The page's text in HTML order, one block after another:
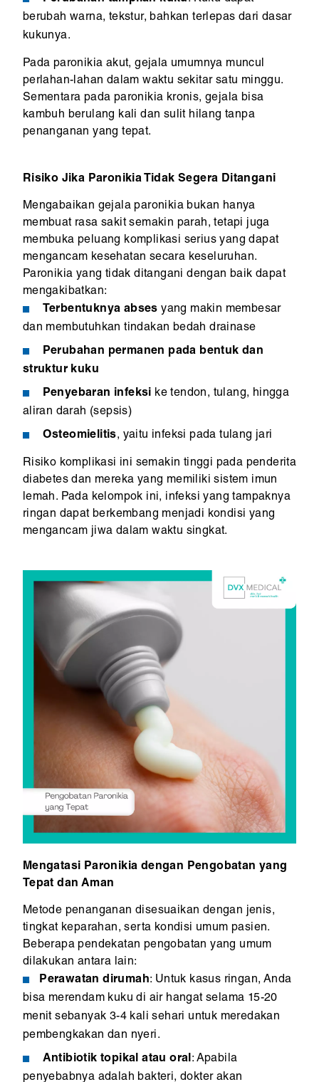
berubah warna, tekstur, bahkan terlepas dari dasar
kukunya.
Pada paronikia akut, gejala umumnya muncul
perlahan-lahan dalam waktu sekitar satu minggu.
Sementara pada paronikia kronis, gejala bisa
kambuh berulang kali dan sulit hilang tanpa
penanganan yang tepat.
Risiko Jika Paronikia Tidak Segera Ditangani
Mengabaikan gejala paronikia bukan hanya
membuat rasa sakit semakin parah, tetapi juga
membuka peluang komplikasi serius yang dapat
mengancam kesehatan secara keseluruhan.
Paronikia yang tidak ditangani dengan baik dapat
mengakibatkan:
Terbentuknya abses yang makin membesar
dan membutuhkan tindakan bedah drainase
Perubahan permanen pada bentuk dan
struktur kuku
Penyebaran infeksi ke tendon, tulang, hingga
aliran darah (sepsis)
Osteomielitis, yaitu infeksi pada tulang jari
Risiko komplikasi ini semakin tinggi pada penderita
diabetes dan mereka yang memiliki sistem imun
lemah. Pada kelompok ini, infeksi yang tampaknya
ringan dapat berkembang menjadi kondisi yang
mengancam jiwa dalam waktu singkat.
Mengatasi Paronikia dengan Pengobatan yang
Tepat dan Aman
Metode penanganan disesuaikan dengan jenis,
tingkat keparahan, serta kondisi umum pasien.
Beberapa pendekatan pengobatan yang umum
dilakukan antara lain:
Perawatan dirumah: Untuk kasus ringan, Anda
bisa merendam kuku di air hangat selama 15-20
menit sebanyak 3-4 kali sehari untuk meredakan
pembengkakan dan nyeri.
Antibiotik topikal atau oral: Apabila
penyebabnya adalah bakteri, dokter akan